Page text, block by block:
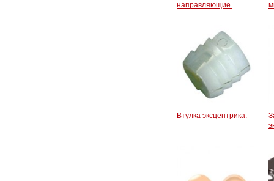
направляющие.
Втулка эксцентрика.